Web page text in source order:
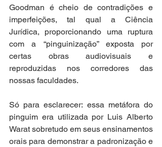
Goodman é cheio de contradições e
imperfeições, tal qual a Ciência
Jurídica, proporcionando uma ruptura
com a “pinguinização” exposta por
certas obras audiovisuais e
reproduzidas nos corredores das
nossas faculdades.
Só para esclarecer: essa metáfora do
pinguim era utilizada por Luis Alberto
Warat sobretudo em seus ensinamentos
orais para demonstrar a padronização e